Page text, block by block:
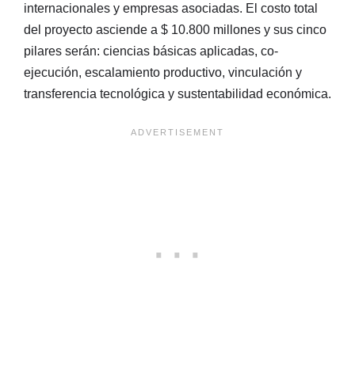
internacionales y empresas asociadas. El costo total
del proyecto asciende a $ 10.800 millones y sus cinco
pilares serán: ciencias básicas aplicadas, co-
ejecución, escalamiento productivo, vinculación y
transferencia tecnológica y sustentabilidad económica.